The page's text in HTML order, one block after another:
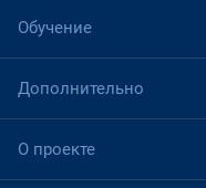
Обучение
Дополнительно
О проекте